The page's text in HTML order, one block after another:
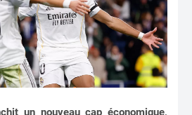
un nouveau cap économique,